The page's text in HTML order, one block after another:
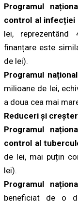
Programul
control al infecției
lei,
finanțare este
de lei).
Programul
milioane de lei,
a doua cea mai
Reduceri și
Programul
control al
de lei, mai puțin
lei).
Programul
beneficiat de o